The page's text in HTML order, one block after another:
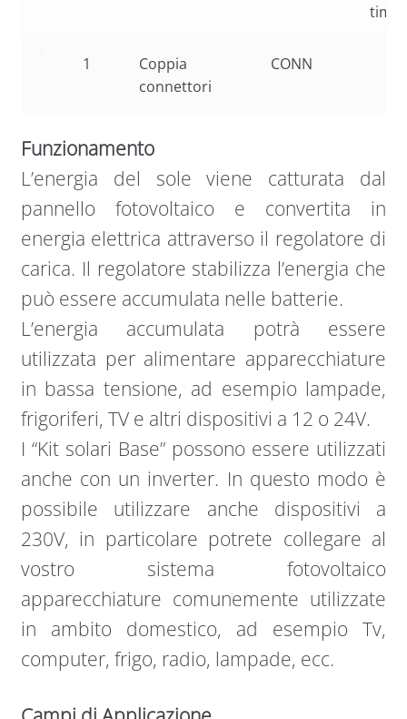
timer
1
Coppia
connettori
CONN
Funzionamento
L’energia del sole viene catturata dal
pannello fotovoltaico e convertita in
energia elettrica attraverso il regolatore di
carica. Il regolatore stabilizza l’energia che
può essere accumulata nelle batterie.
L’energia accumulata potrà essere
utilizzata per alimentare apparecchiature
in bassa tensione, ad esempio lampade,
frigoriferi, TV e altri dispositivi a 12 o 24V.
I “Kit solari Base” possono essere utilizzati
anche con un inverter. In questo modo è
possibile utilizzare anche dispositivi a
230V, in particolare potrete collegare al
vostro sistema fotovoltaico
apparecchiature comunemente utilizzate
in ambito domestico, ad esempio Tv,
computer, frigo, radio, lampade, ecc.